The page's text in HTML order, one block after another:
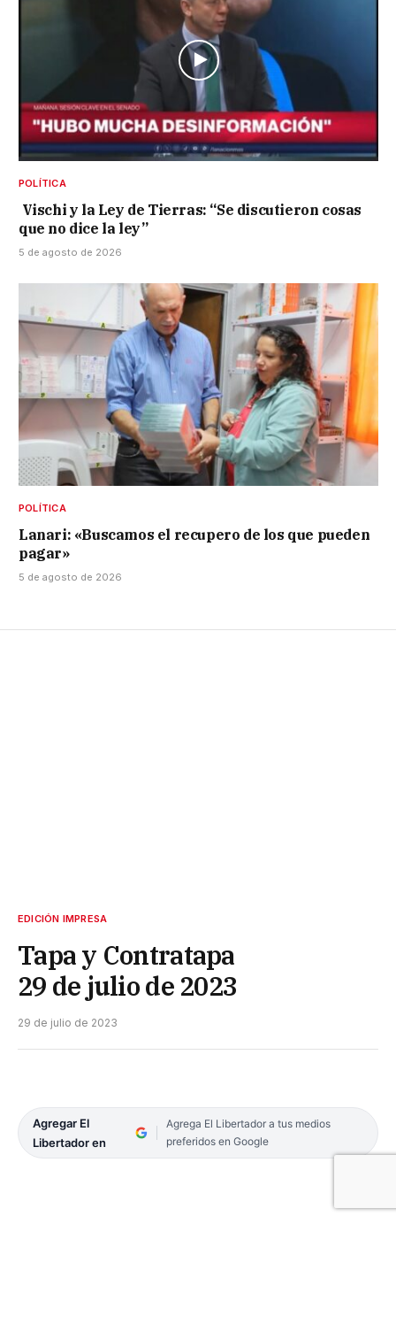
POLÍTICA
Vischi y la Ley de Tierras: “Se discutieron cosas
que no dice la ley”
5 de agosto de 2026
POLÍTICA
Lanari: «Buscamos el recupero de los que pueden
pagar»
5 de agosto de 2026
EDICIÓN IMPRESA
Tapa y Contratapa
29 de julio de 2023
29 de julio de 2023
Agregar El
Libertador en
Agrega El Libertador a tus medios
preferidos en Google